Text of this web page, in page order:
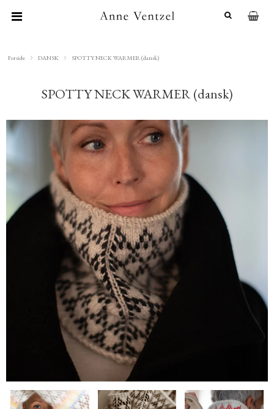
Forside DANSK SPOTTY NECK WARMER (dansk)
SPOTTY NECK WARMER (dansk)